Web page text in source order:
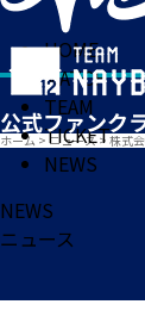
HOME
MATCH
TEAM
TICKET
NEWS
ホーム > ニュース> 株式
NEWS
ニュース